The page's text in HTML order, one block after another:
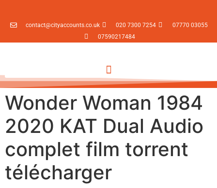
contact@cityaccounts.co.uk 020 7300 7254
07770 03055
07590217484
Wonder Woman 1984
2020 KAT Dual Audio
complet film torrent
télécharger